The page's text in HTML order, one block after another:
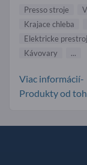
Presso stroje
Krajace chleba
Elektricke
Kávovary
...
Viac informácií-
Produkty od